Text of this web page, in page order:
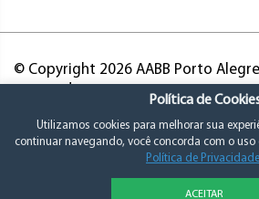
© Copyright 2026 AABB Porto
Política de
Utilizamos cookies para melhorar sua
continuar navegando, você concorda com o uso
Política de Privacidade
ACEITAR